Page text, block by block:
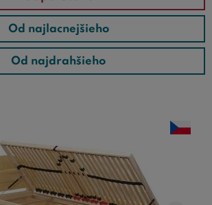
Od najlacnejšieho
Od najdrahšieho